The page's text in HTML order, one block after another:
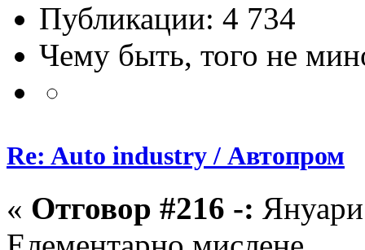
Публикации: 4 734
Чему быть, того не
Re: Auto industry / Автопром
« Отговор #216 -: